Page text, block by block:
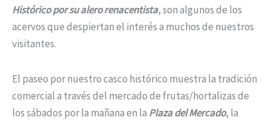
Histórico por su alero renacentista, son algunos de los
acervos que despiertan el interés a muchos de nuestros
visitantes.
El paseo por nuestro casco histórico muestra la tradición
comercial a través del mercado de frutas/hortalizas de
los sábados por la mañana en la Plaza del Mercado, la